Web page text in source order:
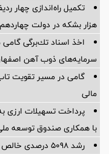
هزار بشکه در دولت چهاردهم
اخذ اسناد تك‌برگی
سرمایه‌های ذوب آهن
گامی در مسیر تقویت
مالی
پرداخت تسهیلات ارزی
با همکاری صندوق توسعه
رشد 5098 درصدی خالص تسهیلات بانک اقتصادنوین